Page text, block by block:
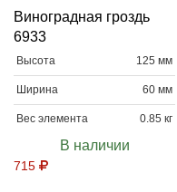
Виноградная гроздь
6933
Высота 125 мм
Ширина 60 мм
Вес элемента 0.85 кг
В наличии
715